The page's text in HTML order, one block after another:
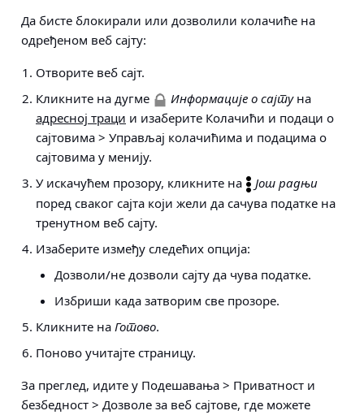
Да бисте блокирали или дозволили колачиће на
одређеном веб сајту:
Отворите веб сајт.
Кликните на дугме
Информације о сајтуна
адресној траци и изаберите Колачићи и подаци о
сајтовима > Управљај колачићима и подацима о
сајтовима у менију.
У искачућем прозору, кликните на
Још радњи
поред сваког сајта који жели да сачува податке на
тренутном веб сајту.
Изаберите између следећих опција:
Дозволи/не дозволи сајту да чува податке.
Избриши када затворим све прозоре.
Кликните на Готово.
Поново учитајте страницу.
За преглед, идите у Подешавања > Приватност и
безбедност > Дозволе за веб сајтове, где можете